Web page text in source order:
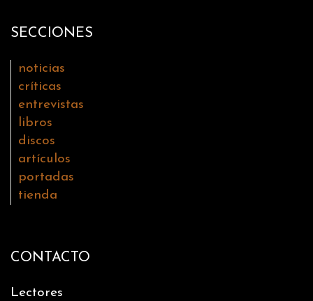
SECCIONES
noticias
críticas
entrevistas
libros
discos
artículos
portadas
tienda
CONTACTO
Lectores